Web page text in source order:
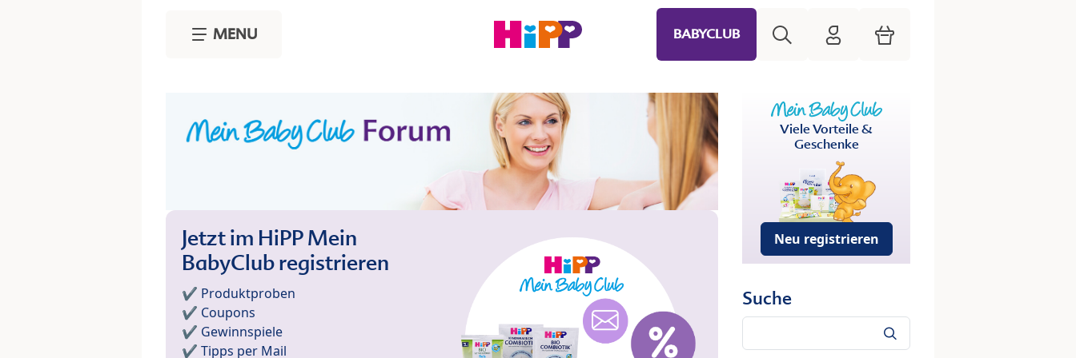
MENU BABYCLUB HiPP Mein Babyclub
Warenkorb
Jetzt im HiPP Mein
BabyClub registrieren
✔️ Produktproben
✔️ Coupons
✔️ Gewinnspiele
✔️ Tipps per Mail
Viele Vorteile &
Geschenke
Neu registrieren
Suche